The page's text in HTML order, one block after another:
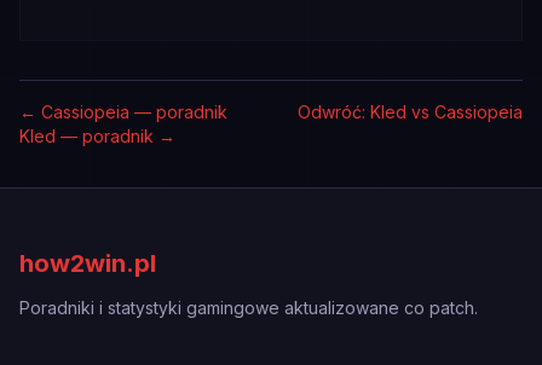
← Cassiopeia — poradnik
Odwróć: Kled vs Cassiopeia
Kled — poradnik →
how2win.pl
Poradniki i statystyki gamingowe aktualizowane co patch.